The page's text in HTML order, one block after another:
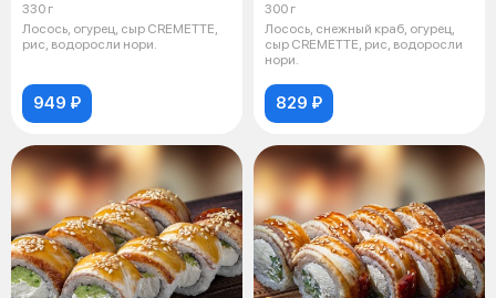
330 г
Лосось, огурец, сыр CREMETTE,
рис, водоросли нори.
949 ₽
300 г
Лосось, снежный краб, огурец,
сыр CREMETTE, рис, водоросли
нори.
829 ₽